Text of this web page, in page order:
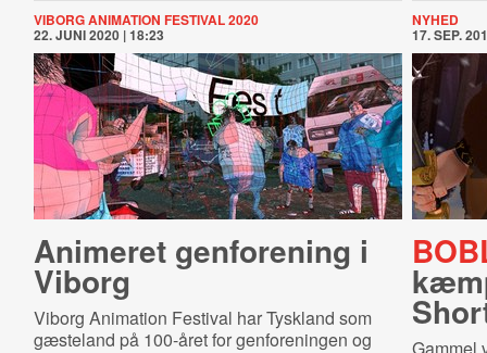
VIBORG ANIMATION FESTIVAL 2020
22. JUNI 2020 | 18:23
Animeret genforening i
Viborg
Viborg Animation Festival har Tyskland som
gæsteland på 100-året for genforeningen og
NYHED
17. SEP.